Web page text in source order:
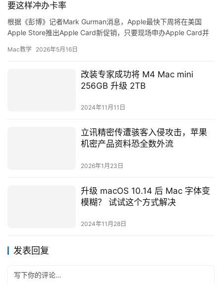
要这样冲办卡率
根据《彭博》记者Mark Gurman消息，Apple最快下周将在美国
Apple Store推出Apple Card新促销，只要现场申办Apple Card并
Mac教学 2026年5月16日
改装专家成功将 M4 Mac mini
256GB 升级 2TB
2024年11月11日
立讯精密传遭骇客入侵攻击，苹果
机密产品资料恐全数外流
2026年1月23日
升级 macOS 10.14 后 Mac 字体变
模糊？ 试试这个方式解决
2024年11月28日
发表回复